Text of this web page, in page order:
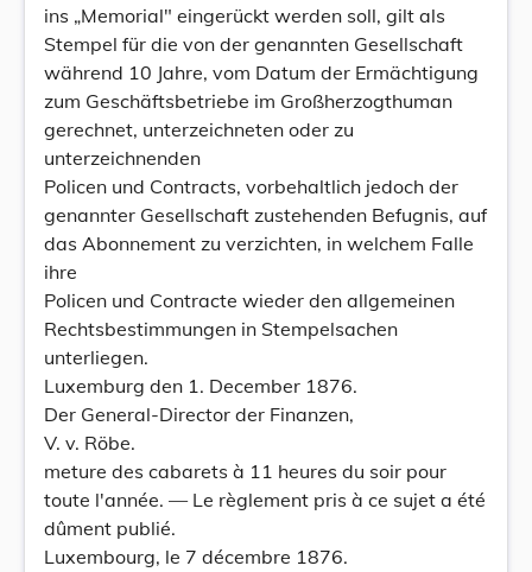
ins „Memorial" eingerückt werden soll, gilt als
Stempel für die von der genannten Gesellschaft
während 10 Jahre, vom Datum der Ermächtigung
zum Geschäftsbetriebe im Großherzogthuman
gerechnet, unterzeichneten oder zu
unterzeichnenden
Policen und Contracts, vorbehaltlich jedoch der
genannter Gesellschaft zustehenden Befugnis, auf
das Abonnement zu verzichten, in welchem Falle
ihre
Policen und Contracte wieder den allgemeinen
Rechtsbestimmungen in Stempelsachen
unterliegen.
Luxemburg den 1. December 1876.
Der General-Director der Finanzen,
V. v. Röbe.
meture des cabarets à 11 heures du soir pour
toute l'année. — Le règlement pris à ce sujet a été
dûment publié.
Luxembourg, le 7 décembre 1876.